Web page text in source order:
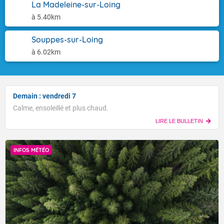
La Madeleine-sur-Loing
à 5.40km
Souppes-sur-Loing
à 6.02km
Demain : vendredi 7
Calme, ensoleillé et plus chaud.
LIRE LE BULLETIN
INFOS MÉTÉO